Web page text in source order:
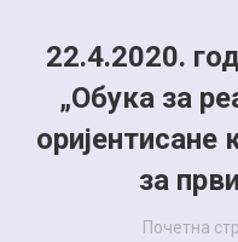
22.4.2020.
„Обука за
оријентисане
за
You are here:Почетна